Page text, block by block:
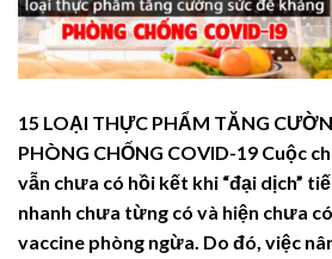
15 LOẠI THỰC PHẨM TĂNG
PHÒNG CHỐNG COVID-19 Cuộc
vẫn chưa có hồi kết khi “đại dịch”
nhanh chưa từng có và hiện chưa
vaccine phòng ngừa. Do đó, việc